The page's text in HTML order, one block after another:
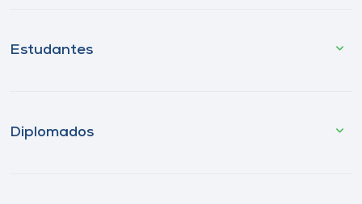
Estudantes
Diplomados